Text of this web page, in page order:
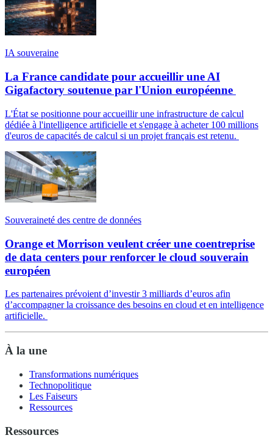
IA souveraine
La France candidate pour accueillir une AI
Gigafactory soutenue par l'Union européenne
L'État se positionne pour accueillir une infrastructure de calcul
dédiée à l'intelligence artificielle et s'engage à acheter 100 millions
d'euros de capacités de calcul si un projet français est retenu.
Souveraineté des centre de données
Orange et Morrison veulent créer une coentreprise
de data centers pour renforcer le cloud souverain
européen
Les partenaires prévoient d’investir 3 milliards d’euros afin
d’accompagner la croissance des besoins en cloud et en intelligence
artificielle.
À la une
Transformations numériques
Technopolitique
Les Faiseurs
Ressources
Ressources